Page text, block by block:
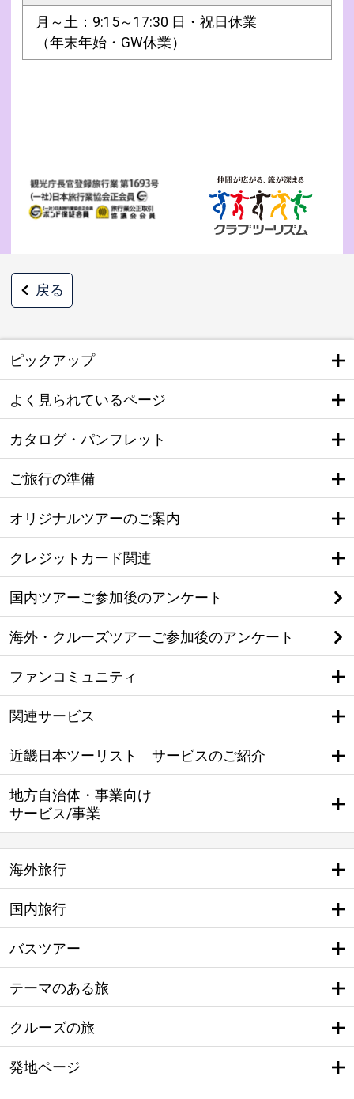
月～土：9:15～17:30 日・祝日休業
（年末年始・GW休業）
戻る
ピックアップ
よく見られているページ
カタログ・パンフレット
ご旅行の準備
オリジナルツアーのご案内
クレジットカード関連
国内ツアーご参加後のアンケート
海外・クルーズツアーご参加後のアンケート
ファンコミュニティ
関連サービス
近畿日本ツーリスト サービスのご紹介
地方自治体・事業向け
サービス/事業
海外旅行
国内旅行
バスツアー
テーマのある旅
クルーズの旅
発地ページ